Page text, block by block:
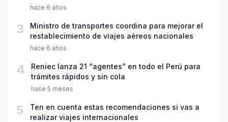
cuarentena
hace 6 años
3
Ministro de transportes coordina para mejorar el
restablecimiento de viajes aéreos nacionales
hace 6 años
4
Reniec lanza 21 “agentes” en todo el Perú para
trámites rápidos y sin cola
hace 5 meses
5
Ten en cuenta estas recomendaciones si vas a
realizar viajes internacionales